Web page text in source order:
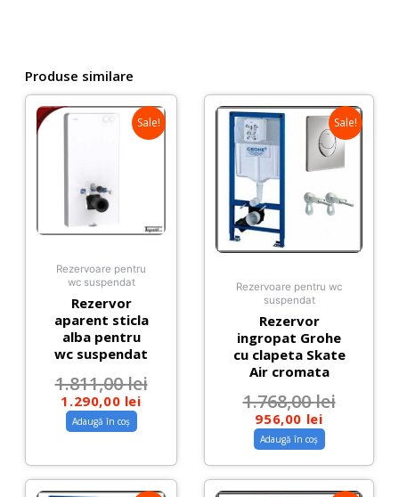
Produse similare
Sale!
Rezervoare pentru
wc suspendat
Rezervor
aparent sticla
alba pentru
wc suspendat
1.811,00lei
1.290,00 lei
Adaugă în coș
Sale!
Rezervoare pentru wc
suspendat
Rezervor
ingropat Grohe
cu clapeta Skate
Air cromata
1.768,00lei
956,00 lei
Adaugă în coș